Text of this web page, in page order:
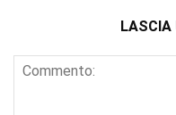
LASCIA